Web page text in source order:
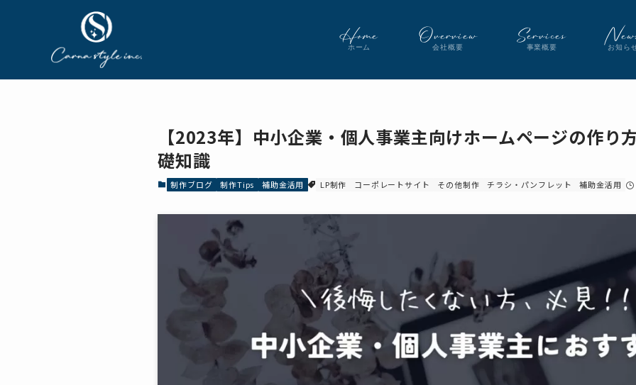
Home
ホーム Overview
会社概要 Services
事業概要 お知ら
【2023年】中小企業・個人事業主向けホームページの作り
礎知識
制作ブログ 制作Tips 補助金活用 LP制作 コーポレートサイト その他制作 チラシ・パンフレット 補助金活用